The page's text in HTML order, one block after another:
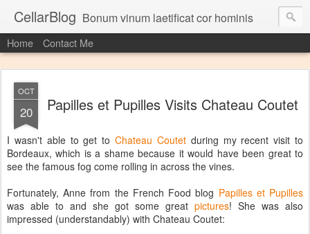
CellarBlog Bonum vinum laetificat cor hominis
Home Contact Me
OCT
20 Papilles et Pupilles Visits Chateau Coutet
I wasn't able to get to Chateau Coutetduring my recent visit to
Bordeaux, which is a shame because it would have been great to
see the famous fog come rolling in across the vines.
Fortunately, Anne from the French Food blog Papilles et Pupilles
was able to and she got some great pictures! She was also
impressed (understandably) with Chateau Coutet: